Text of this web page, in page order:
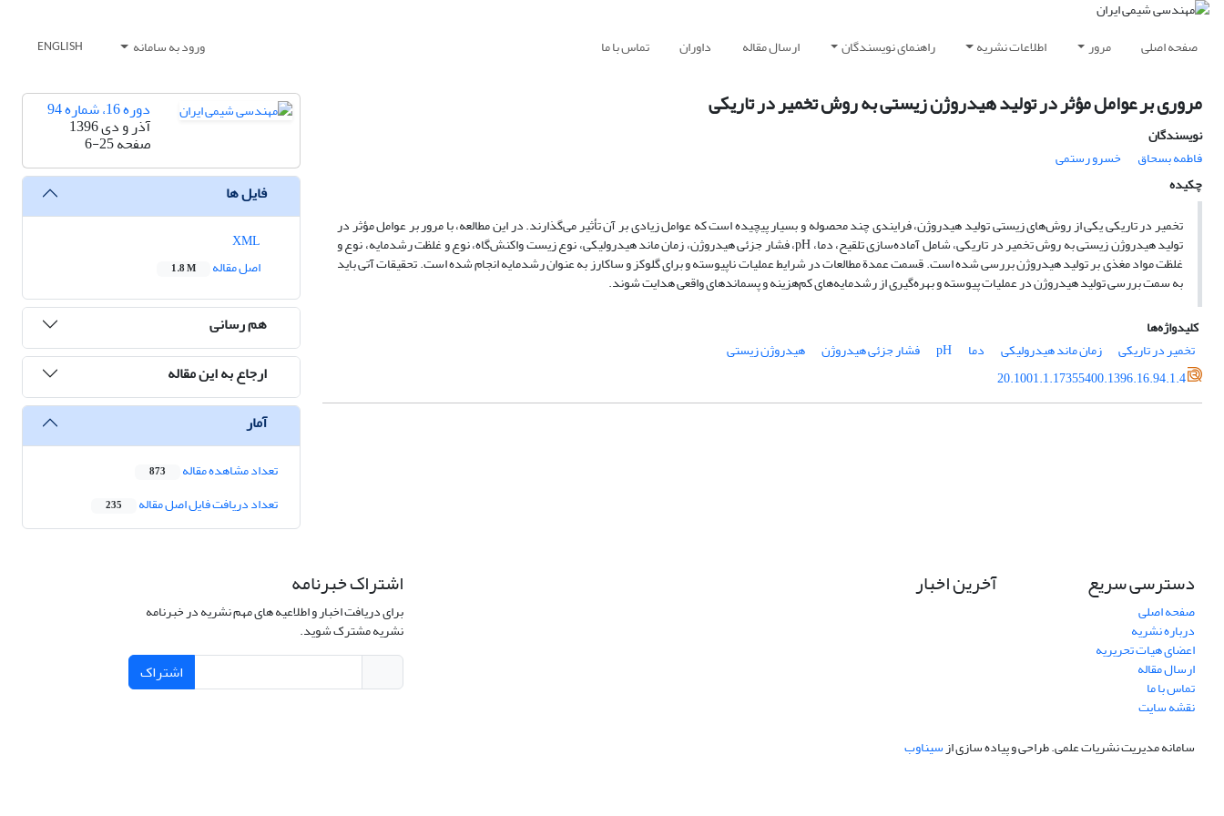
صفحه اصلی مرور اطلاعات نشریه راهنمای نویسندگان ارسال مقاله داوران تماس با ما ورود به سامانه ENGLISH
مرورى بر عوامل مؤثر در تولید هیدروژن زیستى به روش تخمیر در تاریکى
نویسندگان
فاطمه بسحاق
خسرو رستمی
چکیده
تخمیر در تاریکى یکى از روش‌هاى زیستى تولید هیدروژن، فرایندی چند محصوله و بسیار پیچیده است که عوامل زیادى بر آن تأثیر می‌گذارند. در این مطالعه، با مرور بر عوامل مؤثر در
تولید هیدروژن زیستى به روش تخمیر در تاریکى، شامل آماده‌سازی تلقیح، دما، pH، فشار جزئى هیدروژن، زمان ماند هیدرولیکى، نوع زیست واکنش‌گاه، نوع و غلظت رشدمایه، نوع و
غلظت مواد مغذى بر تولید هیدروژن بررسى شده است. قسمت عمدة مطالعات در شرایط عملیات ناپیوسته و براى گلوکز و ساکارز به عنوان رشدمایه انجام شده است. تحقیقات آتی باید
به سمت بررسى تولید هیدروژن در عملیات پیوسته و بهره‌گیری از رشدمایه‌هاى کم‌هزینه و پسماندهاى واقعى هدایت شوند.
کلیدواژه‌ها
تخمیر در تاریکى
زمان ماند هیدرولیکى دما pH فشار جزئى هیدروژن
هیدروژن زیستى
20.1001.1.17355400.1396.16.94.1.4
دوره 16، شماره 94
آذر و دی 1396
صفحه6-25
فایل ها
اصل مقاله
1.8 M
هم رسانی
ارجاع به این مقاله
آمار
تعداد مشاهده مقاله 873
تعداد دریافت فایل اصل مقاله 235
دسترسی سریع
صفحه اصلی
درباره نشریه
اعضای هیات تحریریه
ارسال مقاله
تماس با ما
نقشه سایت
آخرین اخبار اشتراک خبرنامه
برای دریافت اخبار و اطلاعیه های مهم نشریه در خبرنامه
نشریه مشترک شوید.
اشتراک
سامانه مدیریت نشریات علمی.طراحی و پیاده سازی ازسیناوب